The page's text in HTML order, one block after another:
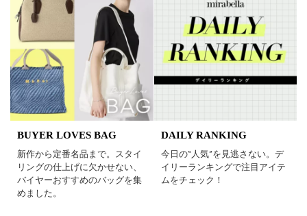
BUYER LOVES BAG
新作から定番名品まで。スタイ
リングの仕上げに欠かせない、
バイヤーおすすめのバッグを集
めました。
DAILY RANKING
今日の“人気”を見逃さない。デ
イリーランキングで注目アイテ
ムをチェック！